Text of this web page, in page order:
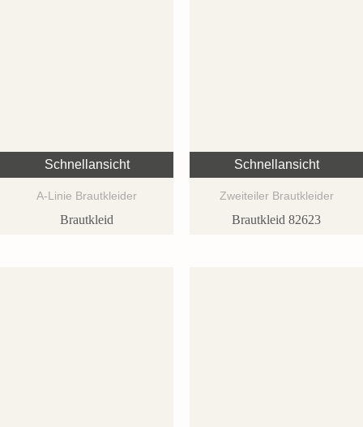
Schnellansicht
A-Linie Brautkleider
Brautkleid
Schnellansicht
Zweiteiler Brautkleider
Brautkleid 82623